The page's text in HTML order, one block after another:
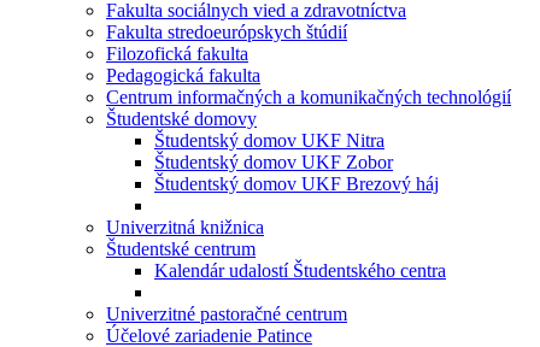
Fakulta sociálnych vied a zdravotníctva
Fakulta stredoeurópskych štúdií
Filozofická fakulta
Pedagogická fakulta
Centrum informačných a komunikačných technológií
Študentské domovy
Študentský domov UKF Nitra
Študentský domov UKF Zobor
Študentský domov UKF Brezový háj
Univerzitná knižnica
Študentské centrum
Kalendár udalostí Študentského centra
Univerzitné pastoračné centrum
Účelové zariadenie Patince